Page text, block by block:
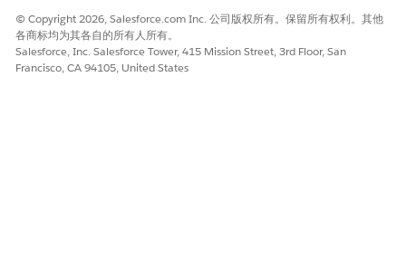
© Copyright 2026, Salesforce.com Inc. 公司版权所有。保留所有权利。其他
各商标均为其各自的所有人所有。
Salesforce, Inc. Salesforce Tower, 415 Mission Street, 3rd Floor, San
Francisco, CA 94105, United States